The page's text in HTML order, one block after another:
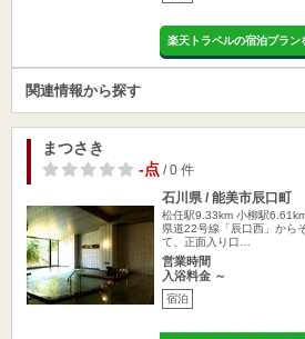
楽天トラベルの宿泊プラン
関連情報から探す
まつさき
-点/ 0 件
石川県 / 能美市辰口町
松任駅9.33km 小柳駅
県道22号線「辰口西」から
て、正面入り口…
営業時間
入浴料金 ～
宿泊